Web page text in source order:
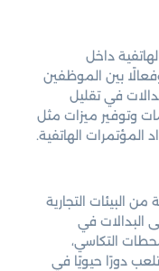
داخل
بين الموظفين
في تقليل
وتوفير ميزات مثل
المؤتمرات الهاتفية.
البيئات التجارية
البدالات في
التكاسي،
دورًا حيويًا في